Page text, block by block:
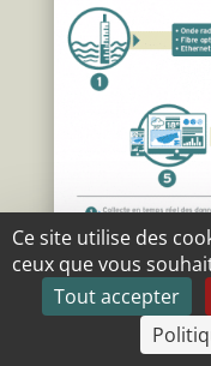
Ce site utilise des
ceux que vous
Tout accepter